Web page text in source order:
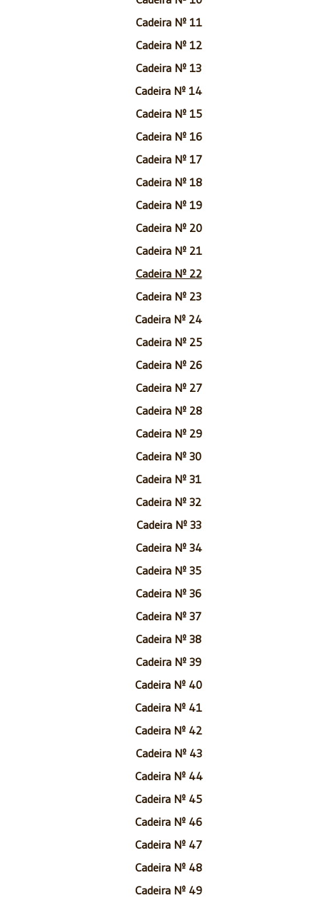
Cadeira Nº 11
Cadeira Nº 12
Cadeira Nº 13
Cadeira Nº 14
Cadeira Nº 15
Cadeira Nº 16
Cadeira Nº 17
Cadeira Nº 18
Cadeira Nº 19
Cadeira Nº 20
Cadeira Nº 21
Cadeira Nº 22
Cadeira Nº 23
Cadeira Nº 24
Cadeira Nº 25
Cadeira Nº 26
Cadeira Nº 27
Cadeira Nº 28
Cadeira Nº 29
Cadeira Nº 30
Cadeira Nº 31
Cadeira Nº 32
Cadeira Nº 33
Cadeira Nº 34
Cadeira Nº 35
Cadeira Nº 36
Cadeira Nº 37
Cadeira Nº 38
Cadeira Nº 39
Cadeira Nº 40
Cadeira Nº 41
Cadeira Nº 42
Cadeira Nº 43
Cadeira Nº 44
Cadeira Nº 45
Cadeira Nº 46
Cadeira Nº 47
Cadeira Nº 48
Cadeira Nº 49